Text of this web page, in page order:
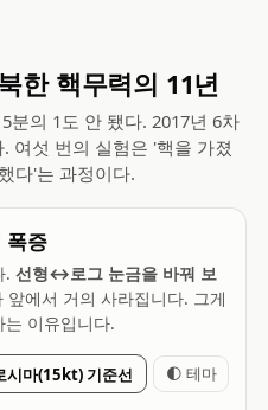
한 핵무력의 11년
분의 1도 안 됐다. 2017년 6차
여섯 번의 실험은 '핵을 가졌
다'는 과정이다.
폭증
. 선형↔로그 눈금을 바꿔 보
에서 거의 사라집니다. 그게
이유입니다.
시마(15kt) 기준선 🌓 테마